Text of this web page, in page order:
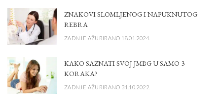
ZNAKOVI SLOMLJENOG I NAPUKNUTOG
REBRA
ZADNJE AŽURIRANO 18.01.2024.
KAKO SAZNATI SVOJ JMBG U SAMO 3
KORAKA?
ZADNJE AŽURIRANO 31.10.2022.